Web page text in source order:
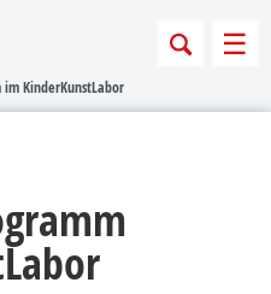
KinderKunstLabor